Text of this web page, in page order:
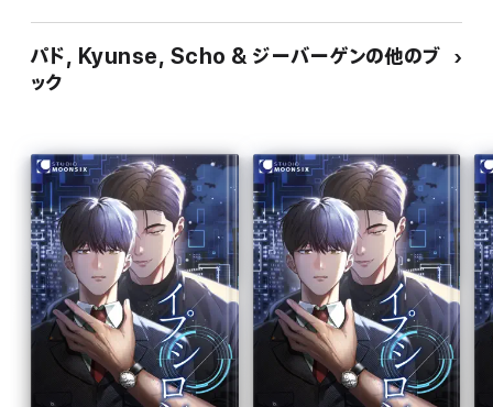
パド, Kyunse, Scho & ジーバーゲンの他のブ
ック